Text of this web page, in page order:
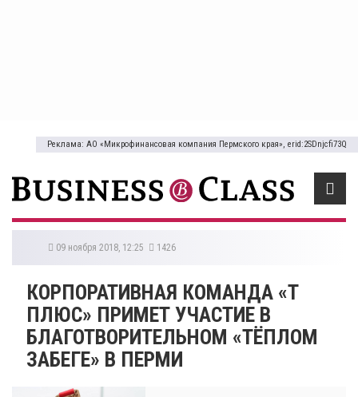
Реклама: АО «Микрофинансовая компания Пермского края», erid:2SDnjcfi73Q
09 ноября 2018, 12:25 1426
КОРПОРАТИВНАЯ КОМАНДА «Т
ПЛЮС» ПРИМЕТ УЧАСТИЕ В
БЛАГОТВОРИТЕЛЬНОМ «ТЁПЛОМ
ЗАБЕГЕ» В ПЕРМИ